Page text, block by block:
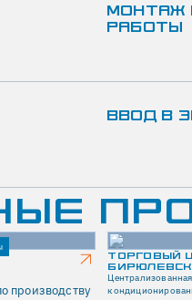
МОНТАЖ
РАБОТЫ
ВВОД В
производству
ТОРГОВЫЙ